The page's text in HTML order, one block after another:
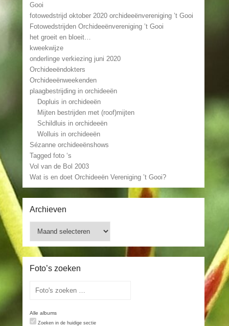
Gooi
fotowedstrijd oktober 2020 orchideeënvereniging ’t Gooi
Fotowedstrijden Orchideeënvereniging ’t Gooi
het groeit en bloeit…
kweekwijze
onderlinge verkiezing juni 2020
Orchideeëndokters
Orchideeënweekenden
plaagbestrijding in orchideeën
Dopluis in orchideeën
Mijten bestrijden met (roof)mijten
Schildluis in orchideeën
Wolluis in orchideeën
Sézanne orchideeënshows
Tagged foto ‘s
Vol van de Bol 2003
Wat is en doet Orchideeën Vereniging ’t Gooi?
Archieven
Foto’s zoeken
Alle albums
Zoeken in de huidige sectie